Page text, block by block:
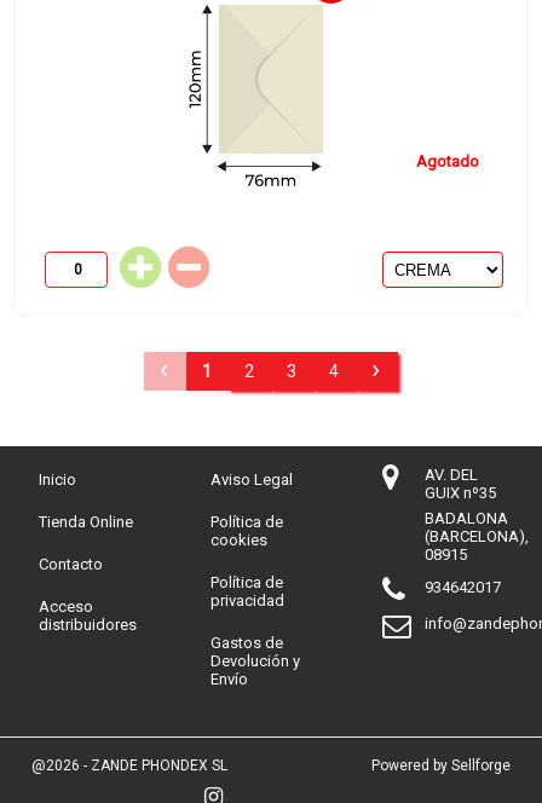
Agotado
‹ 1 2 3 4 ›
Inicio
Tienda Online
Contacto
Acceso
distribuidores
Aviso Legal
Política de
cookies
Política de
privacidad
Gastos de
Devolución y
Envío
AV. DEL
GUIX nº35
BADALONA
(BARCELONA),
08915
934642017
@2026 - ZANDE PHONDEX SL Powered by Sellforge